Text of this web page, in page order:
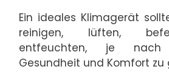
Ein ideales Klimagerät
reinigen, lüften,
entfeuchten, je
Gesundheit und Komfort zu